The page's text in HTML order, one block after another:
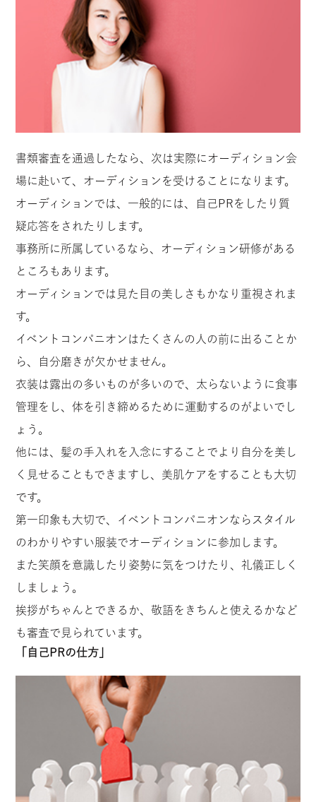
書類審査を通過したなら、次は実際にオーディション会
場に赴いて、オーディションを受けることになります。
オーディションでは、一般的には、自己PRをしたり質
疑応答をされたりします。
事務所に所属しているなら、オーディション研修がある
ところもあります。
オーディションでは見た目の美しさもかなり重視されま
す。
イベントコンパニオンはたくさんの人の前に出ることか
ら、自分磨きが欠かせません。
衣装は露出の多いものが多いので、太らないように食事
管理をし、体を引き締めるために運動するのがよいでし
ょう。
他には、髪の手入れを入念にすることでより自分を美し
く見せることもできますし、美肌ケアをすることも大切
です。
第一印象も大切で、イベントコンパニオンならスタイル
のわかりやすい服装でオーディションに参加します。
また笑顔を意識したり姿勢に気をつけたり、礼儀正しく
しましょう。
挨拶がちゃんとできるか、敬語をきちんと使えるかなど
も審査で見られています。
「自己PRの仕方」